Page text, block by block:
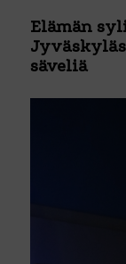
Elämän
säveliä